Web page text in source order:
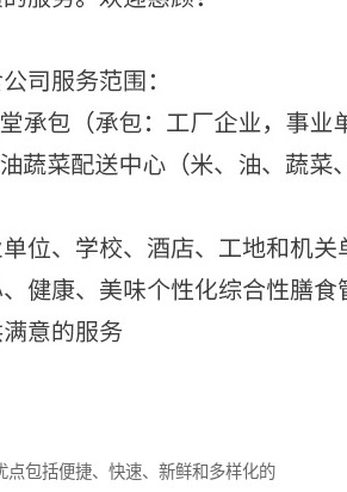
点包括便捷、快速、新鲜和多样化的